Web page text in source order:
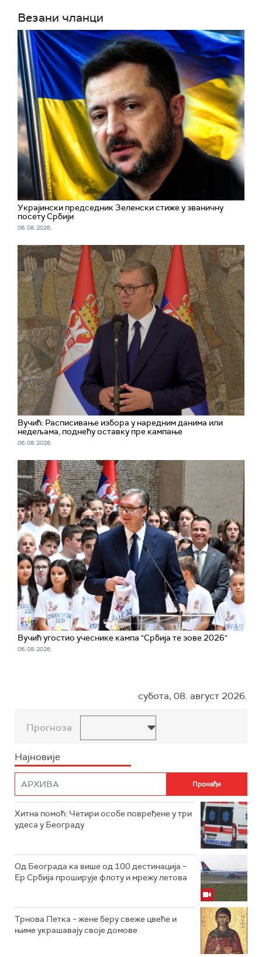
Везани чланци
Украјински председник Зеленски стиже у званичну
посету Србији
06. 08. 2026.
Вучић: Расписивање избора у наредним данима или
недељама, поднећу оставку пре кампање
06. 08. 2026.
Вучић угостио учеснике кампа "Србија те зове 2026"
06. 08. 2026.
субота, 08. август 2026.
Прогноза
Најновије
Хитна помоћ: Четири особе повређене у три
удеса у Београду
Од Београда ка више од 100 дестинација –
Ер Србија проширује флоту и мрежу летова
Трнова Петка – жене беру свеже цвеће и
њиме украшавају своје домове